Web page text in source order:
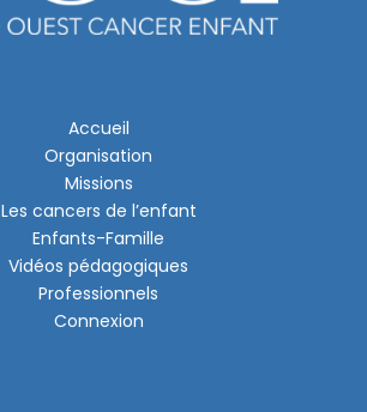
Accueil
Organisation
Missions
Les cancers de l’enfant
Enfants-Famille
Vidéos pédagogiques
Professionnels
Connexion